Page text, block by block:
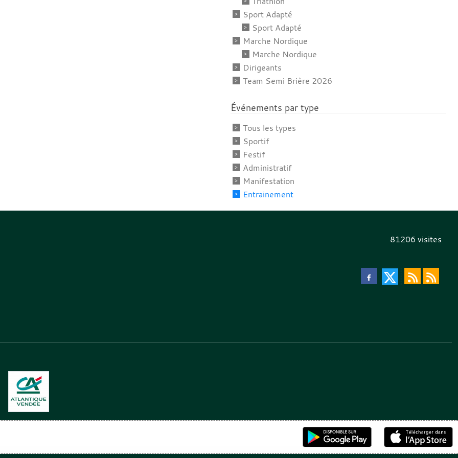
Sport Adapté
Sport Adapté
Marche Nordique
Marche Nordique
Dirigeants
Team Semi Brière 2026
Événements par type
Tous les types
Sportif
Festif
Administratif
Manifestation
Entrainement
81206 visites